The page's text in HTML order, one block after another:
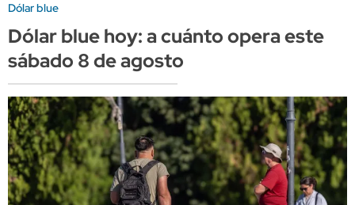
Dólar blue
Dólar blue hoy: a cuánto opera este
sábado 8 de agosto